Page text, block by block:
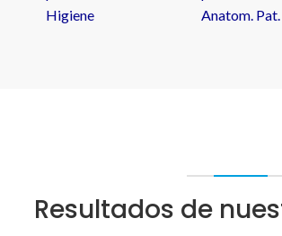
Higiene
Anatom. Pat.
Resultados de